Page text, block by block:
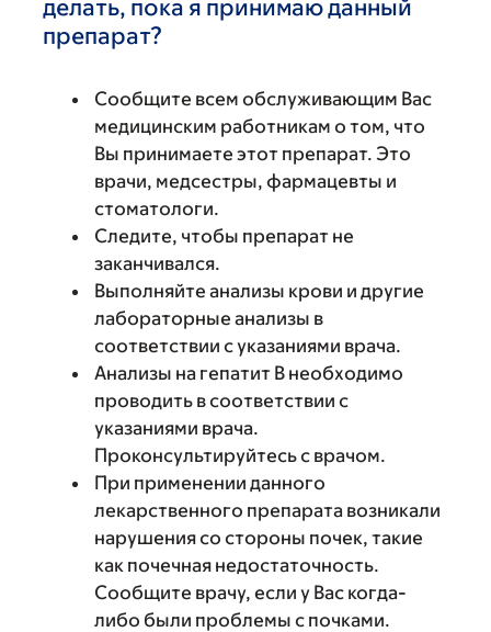
делать, пока я принимаю данный
препарат?
Сообщите всем обслуживающим Вас
медицинским работникам о том, что
Вы принимаете этот препарат. Это
врачи, медсестры, фармацевты и
стоматологи.
Следите, чтобы препарат не
заканчивался.
Выполняйте анализы крови и другие
лабораторные анализы в
соответствии с указаниями врача.
Анализы на гепатит B необходимо
проводить в соответствии с
указаниями врача.
Проконсультируйтесь с врачом.
При применении данного
лекарственного препарата возникали
нарушения со стороны почек, такие
как почечная недостаточность.
Сообщите врачу, если у Вас когда-
либо были проблемы с почками.